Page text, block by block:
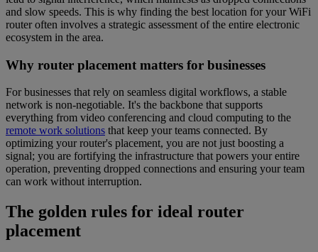
and slow speeds. This is why finding the best location for your WiFi
router often involves a strategic assessment of the entire electronic
ecosystem in the area.
Why router placement matters for businesses
For businesses that rely on seamless digital workflows, a stable
network is non-negotiable. It's the backbone that supports
everything from video conferencing and cloud computing to the
remote work solutions that keep your teams connected. By
optimizing your router's placement, you are not just boosting a
signal; you are fortifying the infrastructure that powers your entire
operation, preventing dropped connections and ensuring your team
can work without interruption.
The golden rules for ideal router
placement